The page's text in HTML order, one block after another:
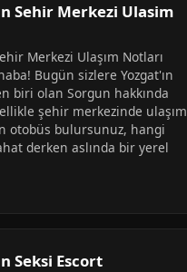
Sehir Merkezi Ulasim
Merkezi Ulaşım Notları
Bugün sizlere Yozgat'ın
biri olan Sorgun hakkında
şehir merkezinde ulaşım
otobüs bulursunuz, hangi
derken aslında bir yerel
Seksi Escort